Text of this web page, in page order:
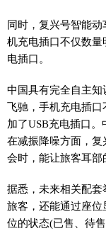
同时，复兴号智能
机充电插口不仅数
电插口。
中国具有完全自主
飞驰，手机充电插
加了USB充电插口
在减振降噪方面，
会时，能让旅客耳部
据悉，未来相关配
旅客，还能通过座
位的状态(已售、待